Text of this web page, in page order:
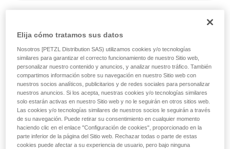
Ensayos de detención de caídas realizados durante las
certificaciones EN 12841, EN 341, EN 15151 y NFPA, y
ensayos complementarios Petzl destinados a cubrir las
situaciones excepcionales. Observación: todos los
ensayos realizados no se mencionan aquí, sólo se
mencionan los que aportan una información pertinente
para la utilización del RIG.
Ensayo de certificación EN 12841 - Aparato con 1 m
de cuerda, 1 m de caída con un elemento de amarre
de cuerda dinámica de 1 m y 11 mm.
Elija cómo tratamos sus datos
Nosotros [PETZL Distribution SAS) utilizamos cookies y/o tecnologías
similares para garantizar el correcto funcionamiento de nuestro Sitio web,
personalizar nuestro contenido y anuncios, y analizar nuestro tráfico. También
compartimos información sobre su navegación en nuestro Sitio web con
nuestros socios analíticos, publicitarios y de redes sociales para personalizar
nuestros anuncios. Si los acepta, nuestras cookies y/o tecnologías similares
solo estarán activas en nuestro Sitio web y no le seguirán en otros sitios web.
Las cookies y/o tecnologías similares de nuestros socios le seguirán a través
de su navegación. Puede retirar su consentimiento en cualquier momento
haciendo clic en el enlace "Configuración de cookies", proporcionado en la
parte inferior de la página del Sitio web. Rechazar todas o parte de estas
cookies puede afectar a su experiencia de usuario, pero bajo ninguna